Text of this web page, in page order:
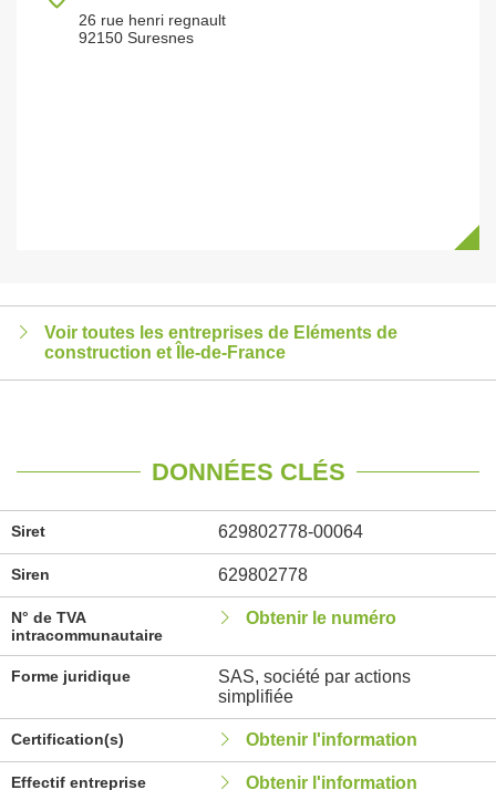
26 rue henri regnault
92150 Suresnes
Voir toutes les entreprises de Eléments de
construction et Île-de-France
DONNÉES CLÉS
Siret 629802778-00064
Siren 629802778
N° de TVA
intracommunautaire
Obtenir le numéro
Forme juridique
SAS, société par actions
simplifiée
Certification(s) Obtenir l'information
Effectif entreprise Obtenir l'information